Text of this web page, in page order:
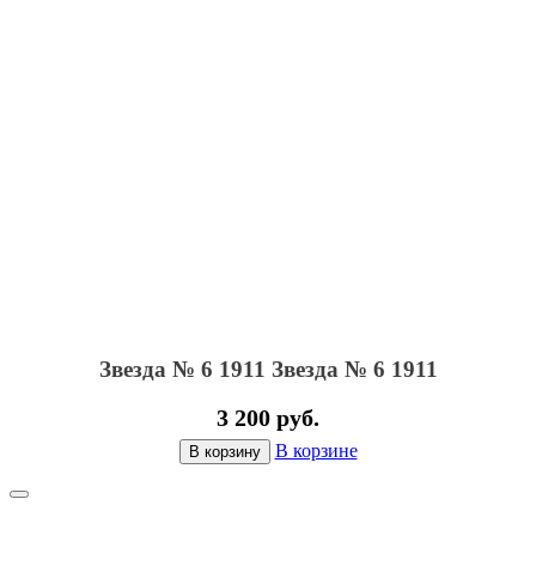
Звезда № 6 1911 Звезда № 6 1911
3 200 руб.
В корзину В корзине